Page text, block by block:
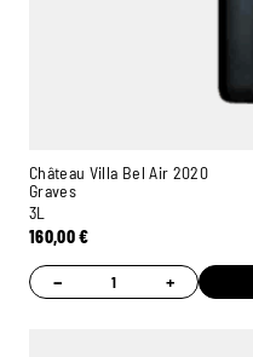
Château Villa Bel Air 2020
Graves
3L
160,00€
− +